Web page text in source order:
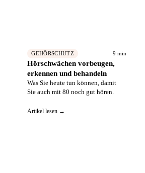
GEHÖRSCHUTZ 9 min
Hörschwächen vorbeugen,
erkennen und behandeln
Was Sie heute tun können, damit
Sie auch mit 80 noch gut hören.
Artikel lesen →